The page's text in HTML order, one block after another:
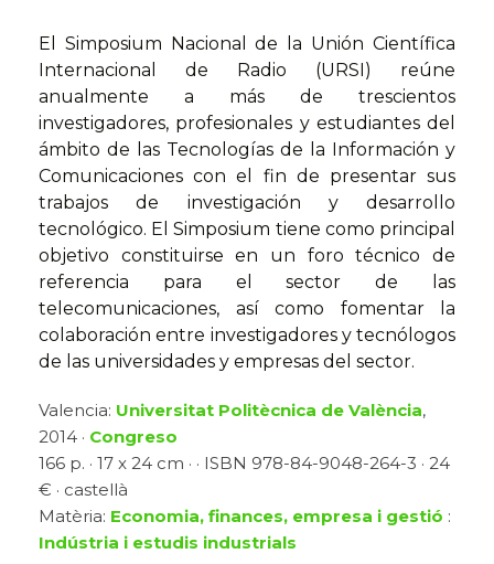
El Simposium Nacional de la Unión Científica
Internacional de Radio (URSI) reúne
anualmente a más de trescientos
investigadores, profesionales y estudiantes del
ámbito de las Tecnologías de la Información y
Comunicaciones con el fin de presentar sus
trabajos de investigación y desarrollo
tecnológico. El Simposium tiene como principal
objetivo constituirse en un foro técnico de
referencia para el sector de las
telecomunicaciones, así como fomentar la
colaboración entre investigadores y tecnólogos
de las universidades y empresas del sector.
Valencia: Universitat Politècnica de València,
2014 · Congreso
166 p. · 17 x 24 cm · · ISBN 978-84-9048-264-3 · 24
€ · castellà
Matèria: Economia, finances, empresa i gestió :
Indústria i estudis industrials